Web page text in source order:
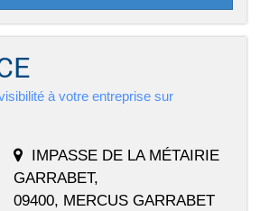
à votre entreprise sur
IMPASSE DE LA MÉTAIRIE
GARRABET,
09400, MERCUS GARRABET